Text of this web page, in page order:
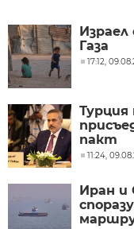
Газа
17:12,
Турция
пакт
11:24,
Иран и